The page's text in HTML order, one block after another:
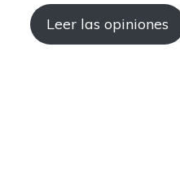
Leer las opiniones